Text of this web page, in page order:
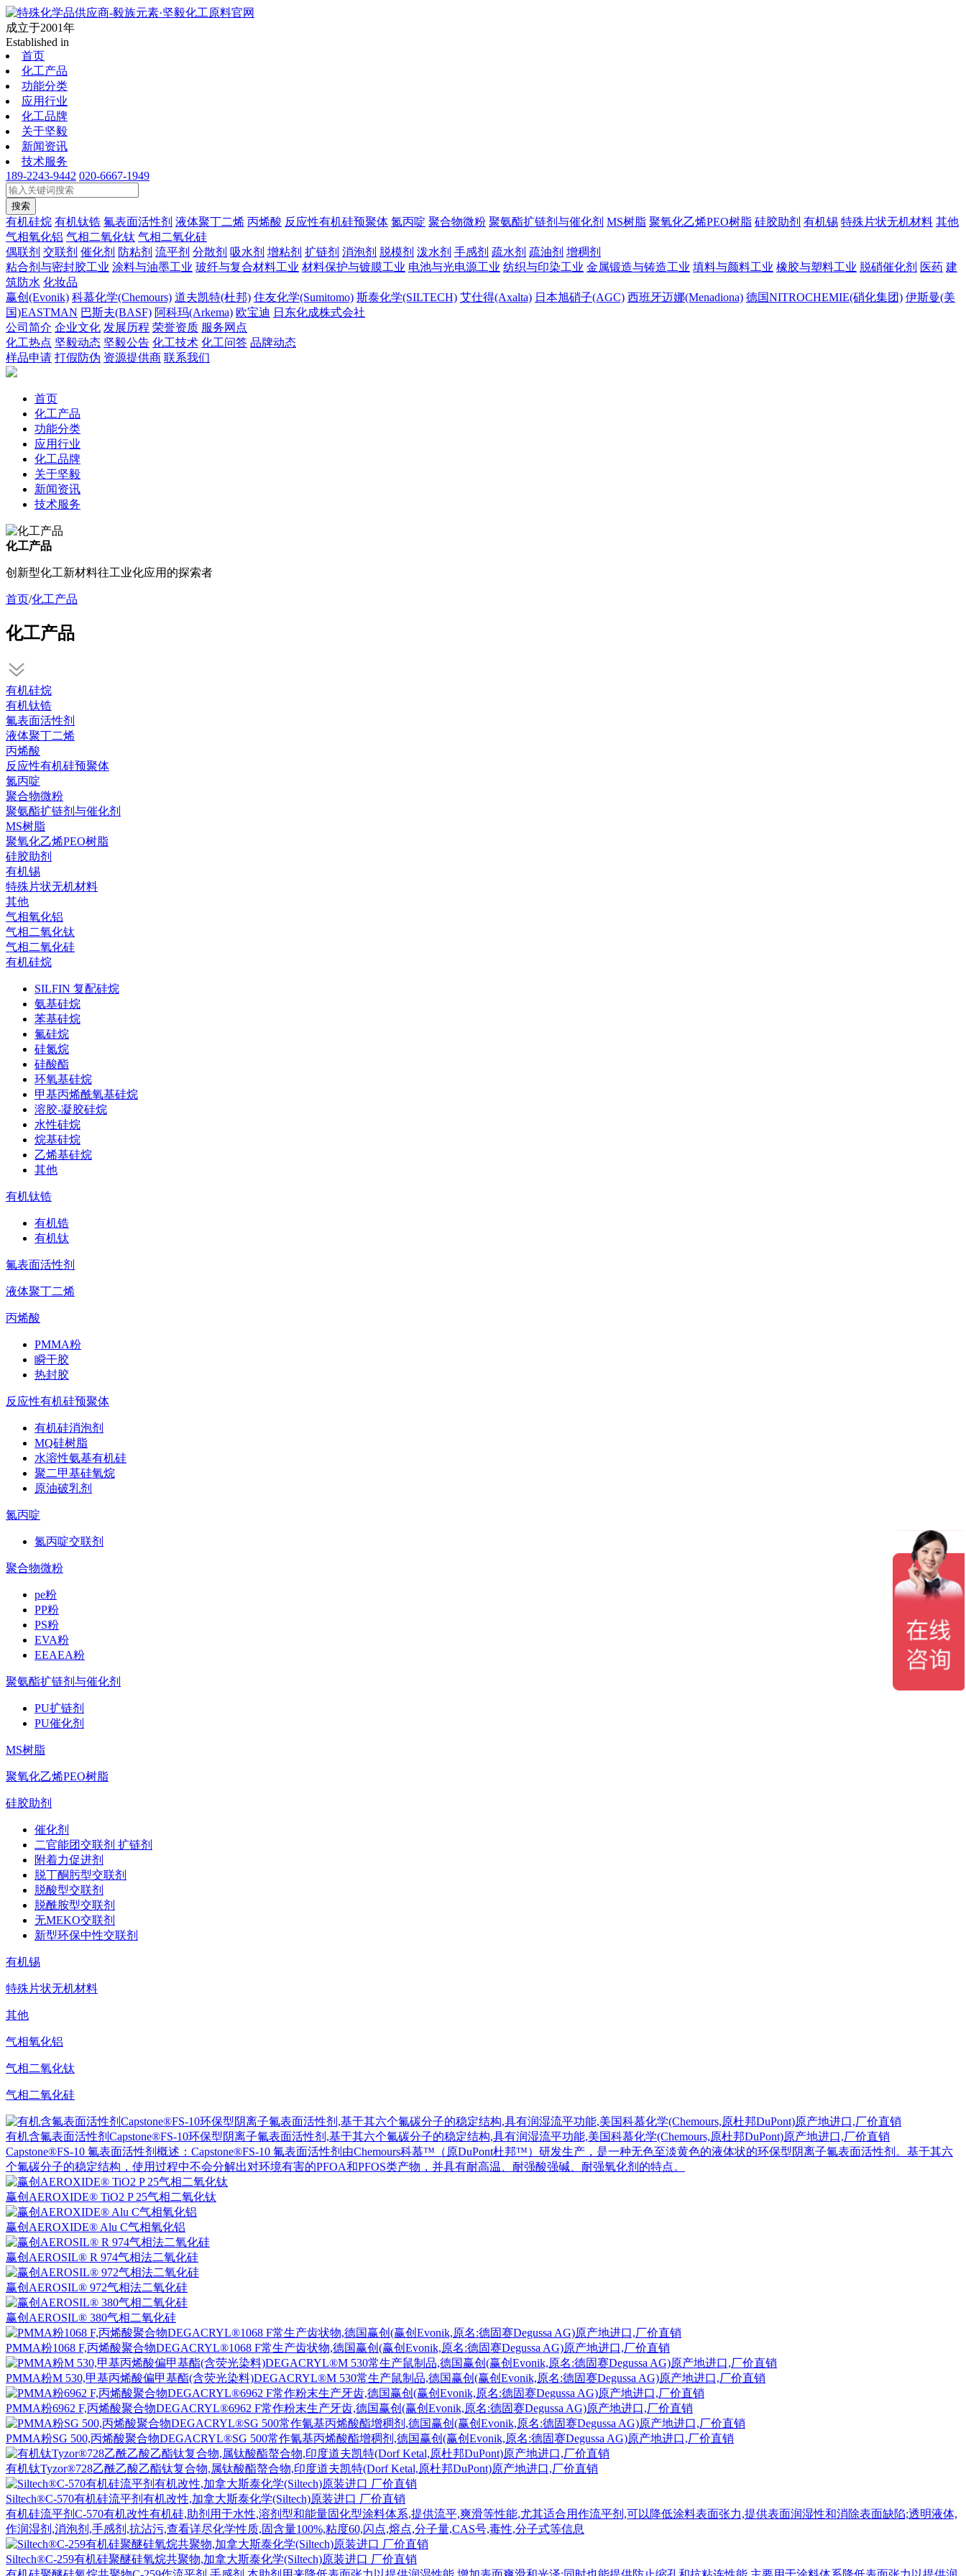
成立于2001年
Established in
首页
化工产品
功能分类
应用行业
化工品牌
关于坚毅
新闻资讯
技术服务
189-2243-9442 020-6667-1949
搜索
有机硅烷 有机钛锆 氟表面活性剂 液体聚丁二烯 丙烯酸 反应性有机硅预聚体 氮丙啶 聚合物微粉 聚氨酯扩链剂与催化剂 MS树脂 聚氧化乙烯PEO树脂 硅胶助剂 有机锡 特殊片状无机材料 其他
气相氧化铝 气相二氧化钛 气相二氧化硅
偶联剂 交联剂 催化剂 防粘剂 流平剂 分散剂 吸水剂 增粘剂 扩链剂 消泡剂 脱模剂 泼水剂 手感剂 疏水剂 疏油剂 增稠剂
粘合剂与密封胶工业 涂料与油墨工业 玻纤与复合材料工业 材料保护与镀膜工业 电池与光电源工业 纺织与印染工业 金属锻造与铸造工业 填料与颜料工业 橡胶与塑料工业 脱硝催化剂 医药 建
筑防水 化妆品
赢创(Evonik) 科慕化学(Chemours) 道夫凯特(杜邦) 住友化学(Sumitomo) 斯泰化学(SILTECH) 艾仕得(Axalta) 日本旭硝子(AGC) 西班牙迈娜(Menadiona) 德国NITROCHEMIE(硝化集团) 伊斯曼(美
国)EASTMAN 巴斯夫(BASF) 阿科玛(Arkema) 欧宝迪 日东化成株式会社
公司简介 企业文化 发展历程 荣誉资质 服务网点
化工热点 坚毅动态 坚毅公告 化工技术 化工问答 品牌动态
样品申请 打假防伪 资源提供商 联系我们
首页
化工产品
功能分类
应用行业
化工品牌
关于坚毅
新闻资讯
技术服务
化工产品
创新型化工新材料往工业化应用的探索者
首页/化工产品
化工产品
有机硅烷
有机钛锆
氟表面活性剂
液体聚丁二烯
丙烯酸
反应性有机硅预聚体
氮丙啶
聚合物微粉
聚氨酯扩链剂与催化剂
MS树脂
聚氧化乙烯PEO树脂
硅胶助剂
有机锡
特殊片状无机材料
其他
气相氧化铝
气相二氧化钛
气相二氧化硅
有机硅烷
SILFIN 复配硅烷
氨基硅烷
苯基硅烷
氟硅烷
硅氮烷
硅酸酯
环氧基硅烷
甲基丙烯酰氧基硅烷
溶胶-凝胶硅烷
水性硅烷
烷基硅烷
乙烯基硅烷
其他
有机钛锆
有机锆
有机钛
氟表面活性剂
液体聚丁二烯
丙烯酸
PMMA粉
瞬干胶
热封胶
反应性有机硅预聚体
有机硅消泡剂
MQ硅树脂
水溶性氨基有机硅
聚二甲基硅氧烷
原油破乳剂
氮丙啶
氮丙啶交联剂
聚合物微粉
pe粉
PP粉
PS粉
EVA粉
EEAEA粉
聚氨酯扩链剂与催化剂
PU扩链剂
PU催化剂
MS树脂
聚氧化乙烯PEO树脂
硅胶助剂
催化剂
二官能团交联剂 扩链剂
附着力促进剂
脱丁酮肟型交联剂
脱酸型交联剂
脱酰胺型交联剂
无MEKO交联剂
新型环保中性交联剂
有机锡
特殊片状无机材料
其他
气相氧化铝
气相二氧化钛
气相二氧化硅
有机含氟表面活性剂Capstone®FS-10环保型阴离子氟表面活性剂,基于其六个氟碳分子的稳定结构,具有润湿流平功能,美国科慕化学(Chemours,原杜邦DuPont)原产地进口,厂价直销
Capstone®FS-10 氟表面活性剂概述：Capstone®FS-10 氟表面活性剂由Chemours科慕™（原DuPont杜邦™）研发生产，是一种无色至淡黄色的液体状的环保型阴离子氟表面活性剂。基于其六
个氟碳分子的稳定结构，使用过程中不会分解出对环境有害的PFOA和PFOS类产物，并具有耐高温、耐强酸强碱、耐强氧化剂的特点。
赢创AEROXIDE® TiO2 P 25气相二氧化钛
赢创AEROXIDE® Alu C气相氧化铝
赢创AEROSIL® R 974气相法二氧化硅​
赢创AEROSIL® 972气相法二氧化硅
赢创AEROSIL® 380气相二氧化硅
PMMA粉1068 F,丙烯酸聚合物DEGACRYL®1068 F常生产齿状物,德国赢创(赢创Evonik,原名:德固赛Degussa AG)原产地进口,厂价直销
PMMA粉M 530,甲基丙烯酸偏甲基酯(含荧光染料)​DEGACRYL®M 530常生产鼠制品,德国赢创(赢创Evonik,原名:德固赛Degussa AG)原产地进口,厂价直销
PMMA粉6962 F,丙烯酸聚合物DEGACRYL®6962 F常作粉末生产牙齿,德国赢创(赢创Evonik,原名:德固赛Degussa AG)原产地进口,厂价直销
PMMA粉SG 500,丙烯酸聚合物DEGACRYL®SG 500常作氰基丙烯酸酯增稠剂,德国赢创(赢创Evonik,原名:德固赛Degussa AG)原产地进口,厂价直销
有机钛Tyzor®728乙酰乙酸乙酯钛复合物,属钛酸酯螯合物,印度道夫凯特(Dorf Ketal,原杜邦DuPont)原产地进口,厂价直销
Siltech®C-570有机硅流平剂有机改性,加拿大斯泰化学(Siltech)原装进口 厂价直销
有机硅流平剂C-570有机改性有机硅,助剂用于水性,溶剂型和能量固化型涂料体系,提供流平,爽滑等性能,尤其适合用作流平剂,可以降低涂料表面张力,提供表面润湿性和消除表面缺陷;透明液体,
作润湿剂,消泡剂,手感剂,抗沾污,查看详尽化学性质,固含量100%,粘度60,闪点,熔点,分子量,CAS号,毒性,分子式等信息
Siltech®C-259有机硅聚醚硅氧烷共聚物,加拿大斯泰化学(Siltech)原装进口 厂价直销